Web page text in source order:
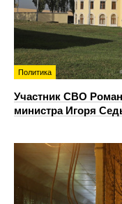
Политика
Участник СВО
министра Игоря